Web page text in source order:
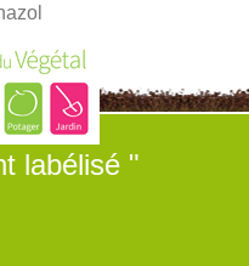
labélisé "